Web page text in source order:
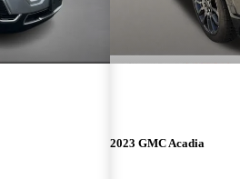
2023 GMC Acadia